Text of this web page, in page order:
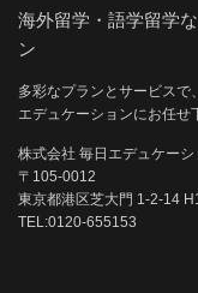
海外留学・語学留学
ン
多彩なプランとサービスで
エデュケーションにお任せ
株式会社 毎日エデュケーシ
〒105-0012
東京都港区芝大門 1-2-14
TEL:0120-655153